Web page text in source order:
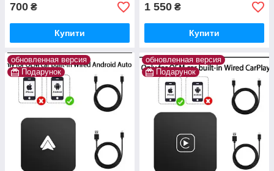
700 ₴
Купити
1 550 ₴
Купити
обновленная версия
Подарунок
обновленная версия
Подарунок